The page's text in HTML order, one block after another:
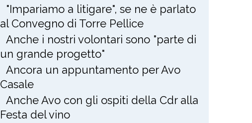
"Impariamo a litigare", se ne è parlato
al Convegno di Torre Pellice
Anche i nostri volontari sono "parte di
un grande progetto"
Ancora un appuntamento per Avo
Casale
Anche Avo con gli ospiti della Cdr alla
Festa del vino